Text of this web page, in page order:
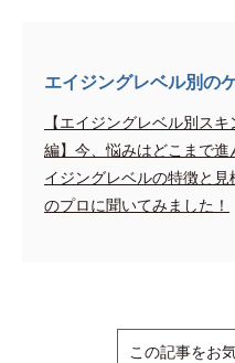
エイジングレベル別の
【エイジングレベル別ス
編】今、悩みはどこまで進
イジングレベルの特徴と見
のプロに聞いてみました！
この記事をお